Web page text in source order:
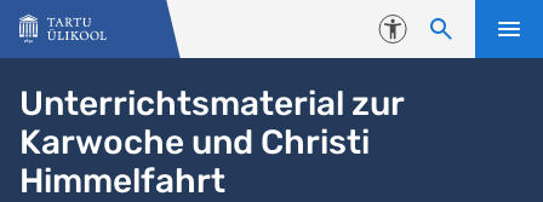
Liigu edasi põhisisu juurde
Juurdepääsetavus
Unterrichtsmaterial zur
Karwoche und Christi
Himmelfahrt